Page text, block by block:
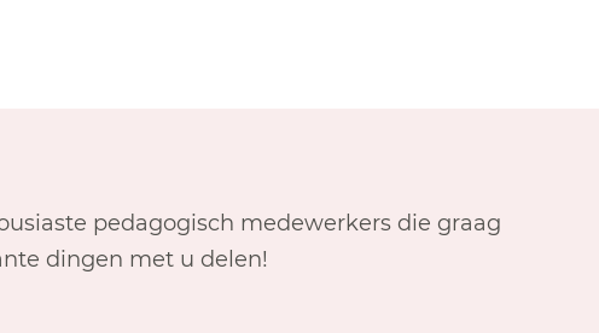
pedagogisch medewerkers die graag
dingen met u delen!